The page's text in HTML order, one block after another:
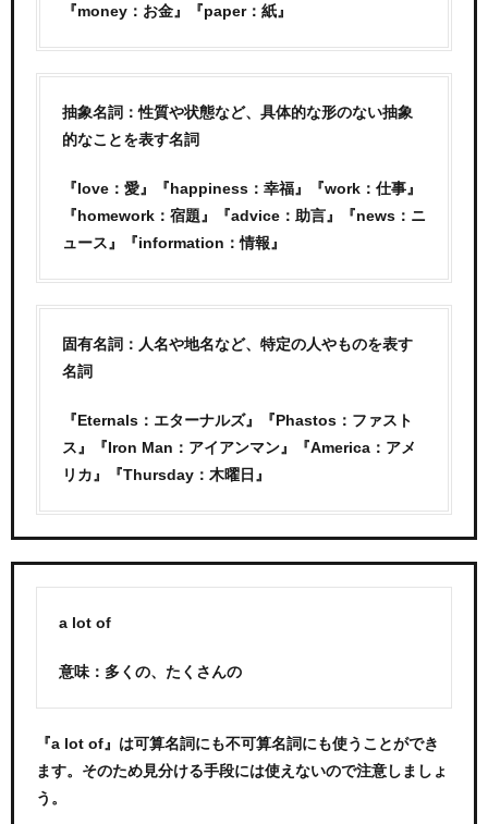
『money：お金』『paper：紙』
抽象名詞：性質や状態など、具体的な形のない抽象
的なことを表す名詞
『love：愛』『happiness：幸福』『work：仕事』
『homework：宿題』『advice：助言』『news：ニ
ュース』『information：情報』
固有名詞：人名や地名など、特定の人やものを表す
名詞
『Eternals：エターナルズ』『Phastos：ファスト
ス』『Iron Man：アイアンマン』『America：アメ
リカ』『Thursday：木曜日』
a lot of
意味：多くの、たくさんの
『a lot of』は可算名詞にも不可算名詞にも使うことができ
ます。そのため見分ける手段には使えないので注意しましょ
う。